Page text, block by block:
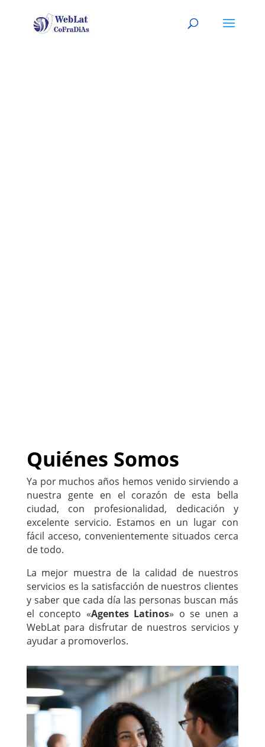
Quiénes Somos
Ya por muchos años hemos venido sirviendo a
nuestra gente en el corazón de esta bella
ciudad, con profesionalidad, dedicación y
excelente servicio. Estamos en un lugar con
fácil acceso, convenientemente situados cerca
de todo.
La mejor muestra de la calidad de nuestros
servicios es la satisfacción de nuestros clientes
y saber que cada día las personas buscan más
el concepto «Agentes Latinos» o se unen a
WebLat para disfrutar de nuestros servicios y
ayudar a promoverlos.